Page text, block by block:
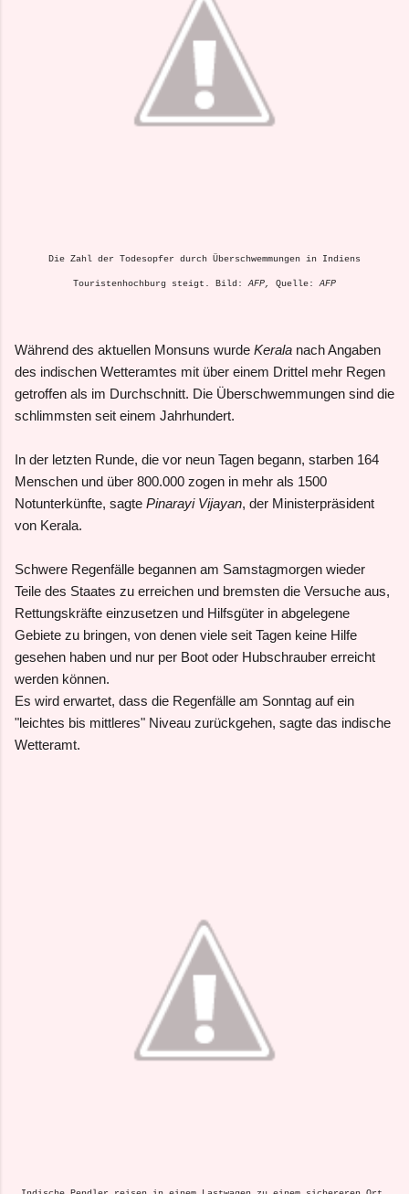
Die Zahl der Todesopfer durch Überschwemmungen in Indiens
Touristenhochburg steigt. Bild:AFP, Quelle:AFP
Während des aktuellen Monsuns wurde Kerala nach Angaben
des indischen Wetteramtes mit über einem Drittel mehr Regen
getroffen als im Durchschnitt. Die Überschwemmungen sind die
schlimmsten seit einem Jahrhundert.
In der letzten Runde, die vor neun Tagen begann, starben 164
Menschen und über 800.000 zogen in mehr als 1500
Notunterkünfte, sagte Pinarayi Vijayan, der Ministerpräsident
von Kerala.
Schwere Regenfälle begannen am Samstagmorgen wieder
Teile des Staates zu erreichen und bremsten die Versuche aus,
Rettungskräfte einzusetzen und Hilfsgüter in abgelegene
Gebiete zu bringen, von denen viele seit Tagen keine Hilfe
gesehen haben und nur per Boot oder Hubschrauber erreicht
werden können.
Es wird erwartet, dass die Regenfälle am Sonntag auf ein
"leichtes bis mittleres" Niveau zurückgehen, sagte das indische
Wetteramt.